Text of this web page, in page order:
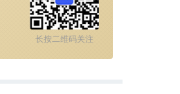
致通过这份报
长按二维码关注